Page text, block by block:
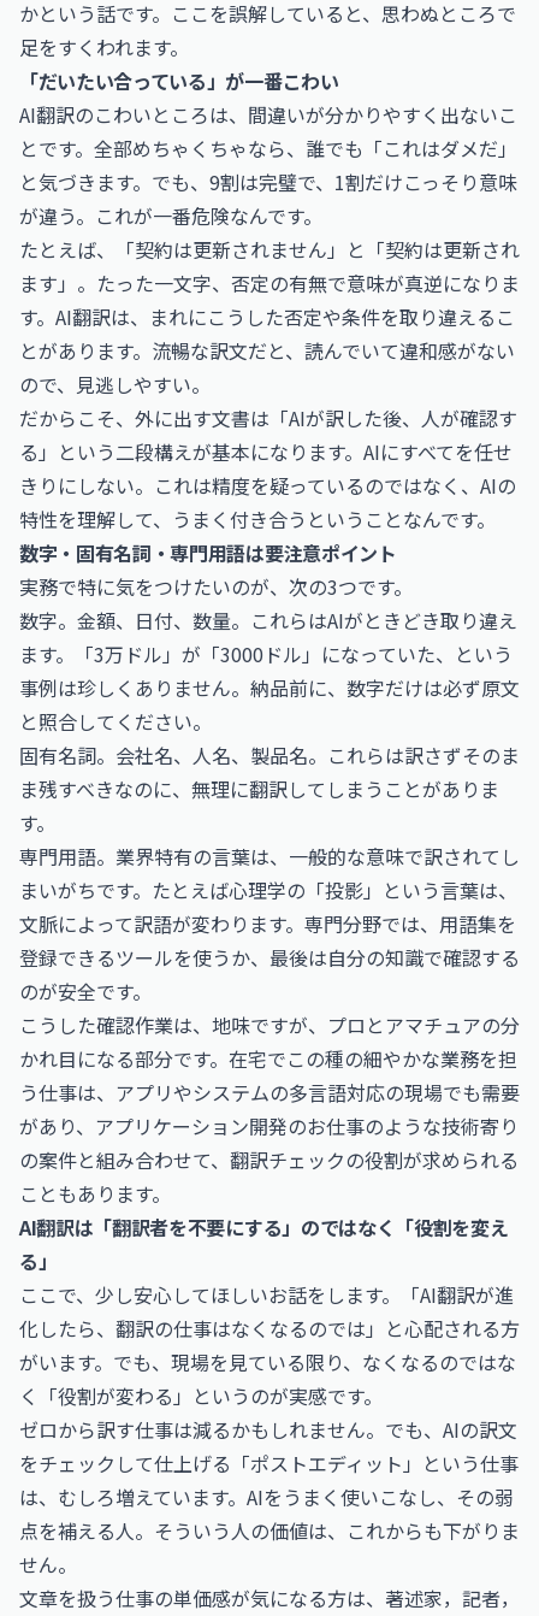
かという話です。ここを誤解していると、思わぬところで
足をすくわれます。
「だいたい合っている」が一番こわい
AI翻訳のこわいところは、間違いが分かりやすく出ないこ
とです。全部めちゃくちゃなら、誰でも「これはダメだ」
と気づきます。でも、9割は完璧で、1割だけこっそり意味
が違う。これが一番危険なんです。
たとえば、「契約は更新されません」と「契約は更新され
ます」。たった一文字、否定の有無で意味が真逆になりま
す。AI翻訳は、まれにこうした否定や条件を取り違えるこ
とがあります。流暢な訳文だと、読んでいて違和感がない
ので、見逃しやすい。
だからこそ、外に出す文書は「AIが訳した後、人が確認す
る」という二段構えが基本になります。AIにすべてを任せ
きりにしない。これは精度を疑っているのではなく、AIの
特性を理解して、うまく付き合うということなんです。
数字・固有名詞・専門用語は要注意ポイント
実務で特に気をつけたいのが、次の3つです。
数字。金額、日付、数量。これらはAIがときどき取り違え
ます。「3万ドル」が「3000ドル」になっていた、という
事例は珍しくありません。納品前に、数字だけは必ず原文
と照合してください。
固有名詞。会社名、人名、製品名。これらは訳さずそのま
ま残すべきなのに、無理に翻訳してしまうことがありま
す。
専門用語。業界特有の言葉は、一般的な意味で訳されてし
まいがちです。たとえば心理学の「投影」という言葉は、
文脈によって訳語が変わります。専門分野では、用語集を
登録できるツールを使うか、最後は自分の知識で確認する
のが安全です。
こうした確認作業は、地味ですが、プロとアマチュアの分
かれ目になる部分です。在宅でこの種の細やかな業務を担
う仕事は、アプリやシステムの多言語対応の現場でも需要
があり、 アプリケーション開発のお仕事のような技術寄り
の案件と組み合わせて、翻訳チェックの役割が求められる
こともあります。
AI翻訳は「翻訳者を不要にする」のではなく「役割を変え
る」
ここで、少し安心してほしいお話をします。「AI翻訳が進
化したら、翻訳の仕事はなくなるのでは」と心配される方
がいます。でも、現場を見ている限り、なくなるのではな
く「役割が変わる」というのが実感です。
ゼロから訳す仕事は減るかもしれません。でも、AIの訳文
をチェックして仕上げる「ポストエディット」という仕事
は、むしろ増えています。AIをうまく使いこなし、その弱
点を補える人。そういう人の価値は、これからも下がりま
せん。
文章を扱う仕事の単価感が気になる方は、 著述家，記者，